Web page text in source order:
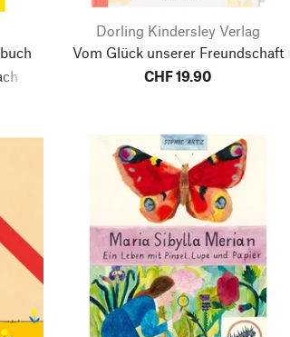
Dorling Kindersley Verlag
Vom Glück unserer Freundschaft
CHF 19.90